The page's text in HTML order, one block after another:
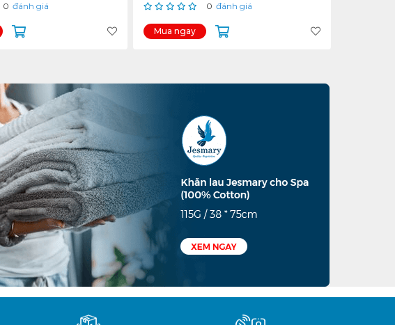
0 đánh giá 0 đánh giá
Mua ngay